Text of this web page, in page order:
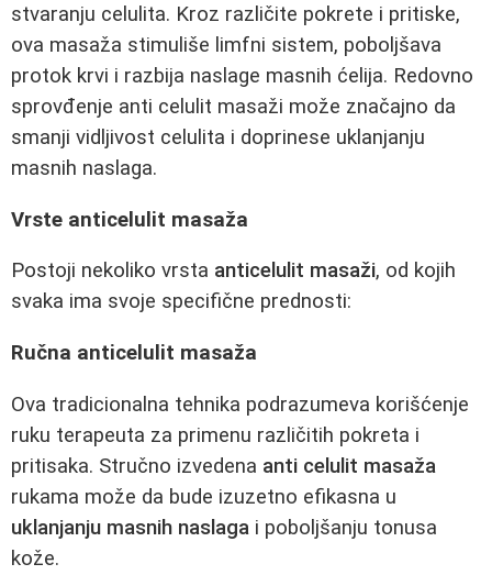
stvaranju celulita. Kroz različite pokrete i pritiske,
ova masaža stimuliše limfni sistem, poboljšava
protok krvi i razbija naslage masnih ćelija. Redovno
sprovđenje anti celulit masaži može značajno da
smanji vidljivost celulita i doprinese uklanjanju
masnih naslaga.
Vrste anticelulit masaža
Postoji nekoliko vrsta anticelulit masaži, od kojih
svaka ima svoje specifične prednosti:
Ručna anticelulit masaža
Ova tradicionalna tehnika podrazumeva korišćenje
ruku terapeuta za primenu različitih pokreta i
pritisaka. Stručno izvedena anti celulit masaža
rukama može da bude izuzetno efikasna u
uklanjanju masnih naslaga i poboljšanju tonusa
kože.